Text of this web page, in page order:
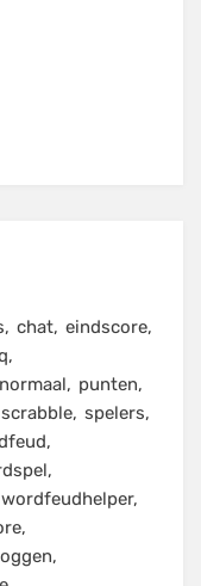
chat eindscore
normaal
punten
scrabble spelers
wordfeudhelper